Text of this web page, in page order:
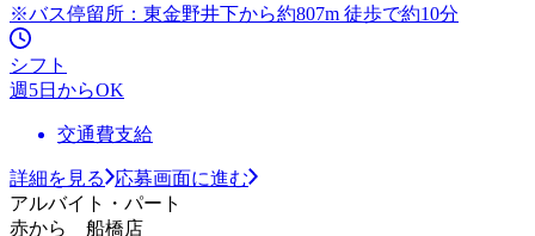
※バス停留所：東金野井下から約807m 徒歩で約10分
シフト
週5日からOK
交通費支給
詳細を見る
応募画面に進む
アルバイト・パート
赤から 船橋店